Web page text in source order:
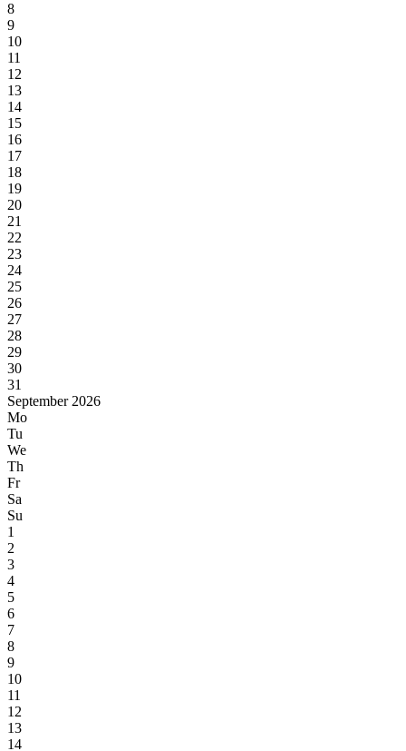
8
9
10
11
12
13
14
15
16
17
18
19
20
21
22
23
24
25
26
27
28
29
30
31
September 2026
Mo
Tu
We
Th
Fr
Sa
Su
1
2
3
4
5
6
7
8
9
10
11
12
13
14